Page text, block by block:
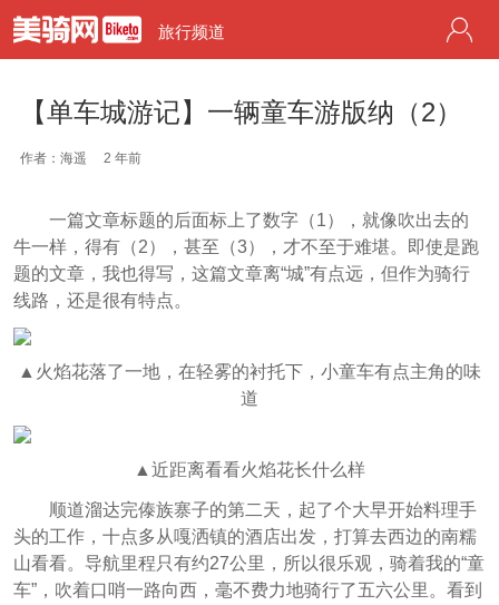
旅行频道
【单车城游记】一辆童车游版纳（2）
作者：海遥 2 年前
一篇文章标题的后面标上了数字（1），就像吹出去的
牛一样，得有（2），甚至（3），才不至于难堪。即使是跑
题的文章，我也得写，这篇文章离“城”有点远，但作为骑行
线路，还是很有特点。
▲火焰花落了一地，在轻雾的衬托下，小童车有点主角的味
道
▲近距离看看火焰花长什么样
顺道溜达完傣族寨子的第二天，起了个大早开始料理手
头的工作，十点多从嘎洒镇的酒店出发，打算去西边的南糯
山看看。导航里程只有约27公里，所以很乐观，骑着我的“童
车”，吹着口哨一路向西，毫不费力地骑行了五六公里。看到